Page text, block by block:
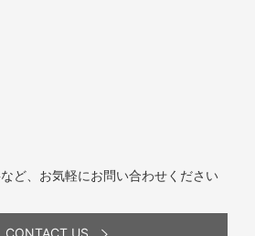
ど、お気軽にお問い合わせください